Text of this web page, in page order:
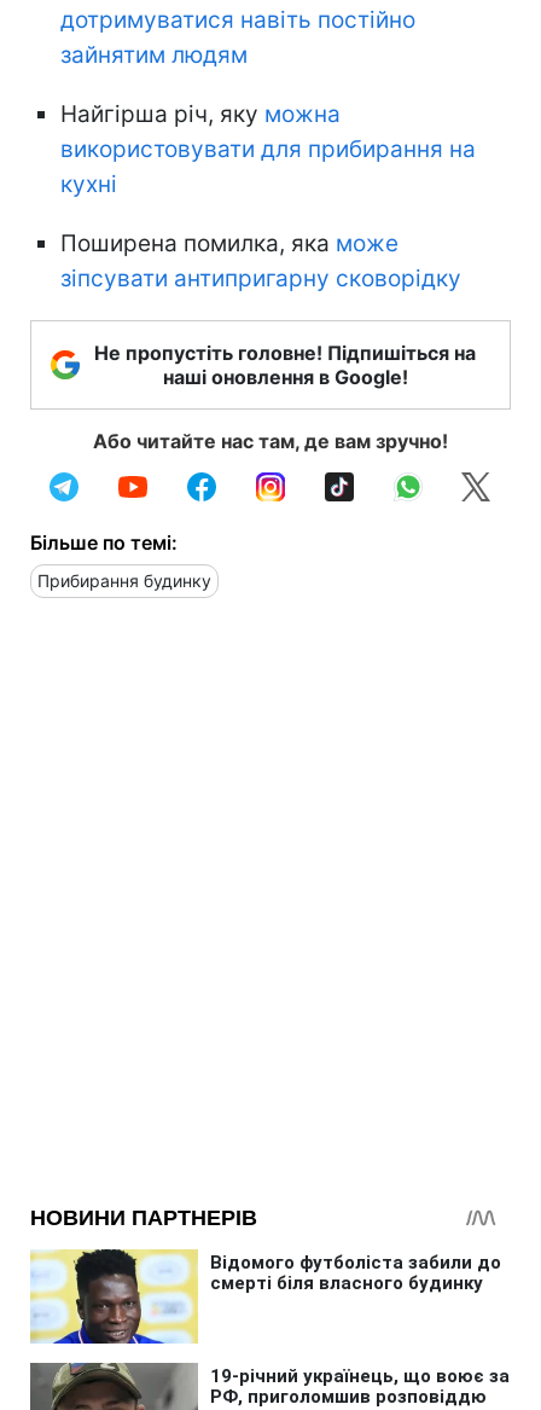
дотримуватися навіть постійно
зайнятим людям
Найгірша річ, яку можна
використовувати для прибирання на
кухні
Поширена помилка, яка може
зіпсувати антипригарну сковорідку
Не пропустіть головне! Підпишіться на
наші оновлення в Google!
Або читайте нас там, де вам зручно!
Більше по темі:
Прибирання будинку